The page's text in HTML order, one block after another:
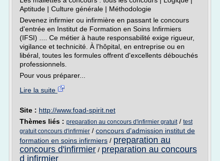
Aptitude | Culture générale | Méthodologie
Devenez infirmier ou infirmière en passant le concours
d'entrée en Institut de Formation en Soins Infirmiers
(IFSI) .... Ce métier à haute responsabilité exige rigueur,
vigilance et technicité. À l'hôpital, en entreprise ou en
libéral, toutes les formules offrent d'excellents débouchés
professionnels.
Pour vous préparer...
Lire la suite
Site : http://www.foad-spirit.net
Thèmes liés : preparation au concours d'infirmier gratuit/ test
gratuit concours d'infirmier / concours d'admission institut de
formation en soins infirmiers / preparation au
concours d'infirmier / preparation au concours
d infirmier